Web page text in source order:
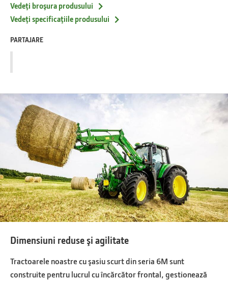
Vedeţi broşura produsului
Vedeţi specificaţiile produsului
PARTAJARE
Dimensiuni reduse şi agilitate
Tractoarele noastre cu şasiu scurt din seria 6M sunt
construite pentru lucrul cu încărcător frontal, gestionează